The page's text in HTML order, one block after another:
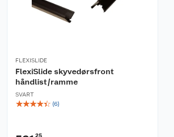
FLEXISLIDE
FlexiSlide skyvedørsfront
håndlist/ramme
SVART
☆☆☆☆☆ (6)
25